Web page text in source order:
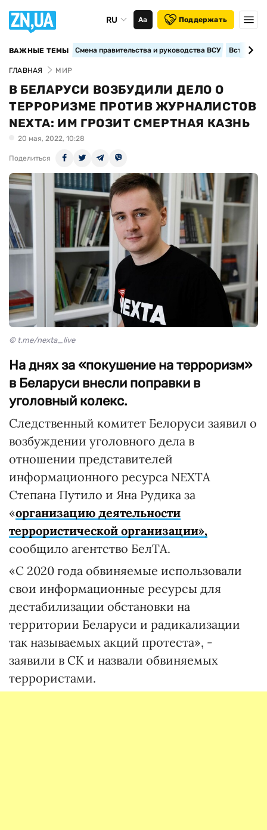
RU Аа Поддержать
ВАЖНЫЕ ТЕМЫ Смена правительства и руководства ВСУ
ГЛАВНАЯ МИР
В БЕЛАРУСИ ВОЗБУДИЛИ ДЕЛО О
ТЕРРОРИЗМЕ ПРОТИВ ЖУРНАЛИСТОВ
NEXTA: ИМ ГРОЗИТ СМЕРТНАЯ КАЗНЬ
20 мая, 2022, 10:28
Поделиться
© t.me/nexta_live
На днях за «покушение на терроризм»
в Беларуси внесли поправки в
уголовный колекс.
Следственный комитет Белоруси заявил о
возбуждении уголовного дела в
отношении представителей
информационного ресурса NEXTA
Степана Путило и Яна Рудика за
«организацию деятельности
террористической организации»,
сообщило агентство БелТА.
«С 2020 года обвиняемые использовали
свои информационные ресурсы для
дестабилизации обстановки на
территории Беларуси и радикализации
так называемых акций протеста», -
заявили в СК и назвали обвиняемых
террористами.